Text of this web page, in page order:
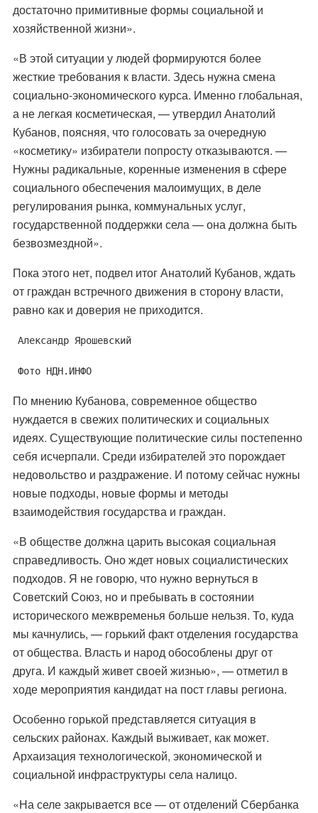
достаточно примитивные формы социальной и
хозяйственной жизни».
«В этой ситуации у людей формируются более
жесткие требования к власти. Здесь нужна смена
социально-экономического курса. Именно глобальная,
а не легкая косметическая, — утвердил Анатолий
Кубанов, поясняя, что голосовать за очередную
«косметику» избиратели попросту отказываются. —
Нужны радикальные, коренные изменения в сфере
социального обеспечения малоимущих, в деле
регулирования рынка, коммунальных услуг,
государственной поддержки села — она должна быть
безвозмездной».
Пока этого нет, подвел итог Анатолий Кубанов, ждать
от граждан встречного движения в сторону власти,
равно как и доверия не приходится.
Александр Ярошевский
Фото НДН.ИНФО
По мнению Кубанова, современное общество
нуждается в свежих политических и социальных
идеях. Существующие политические силы постепенно
себя исчерпали. Среди избирателей это порождает
недовольство и раздражение. И потому сейчас нужны
новые подходы, новые формы и методы
взаимодействия государства и граждан.
«В обществе должна царить высокая социальная
справедливость. Оно ждет новых социалистических
подходов. Я не говорю, что нужно вернуться в
Советский Союз, но и пребывать в состоянии
исторического межвременья больше нельзя. То, куда
мы качнулись, — горький факт отделения государства
от общества. Власть и народ обособлены друг от
друга. И каждый живет своей жизнью», — отметил в
ходе мероприятия кандидат на пост главы региона.
Особенно горькой представляется ситуация в
сельских районах. Каждый выживает, как может.
Архаизация технологической, экономической и
социальной инфраструктуры села налицо.
«На селе закрывается все — от отделений Сбербанка